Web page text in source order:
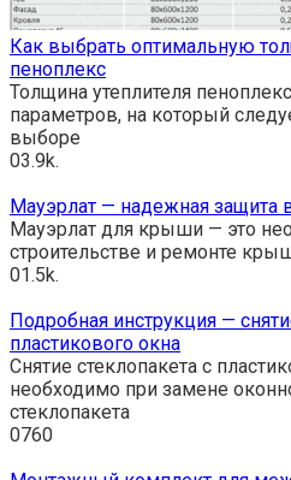
Как выбрать оптимальную
пеноплекс
Толщина утеплителя
параметров, на который
выборе
03.9k.
Мауэрлат — надежная
Мауэрлат для крыши — это
строительстве и ремонте
01.5k.
Подробная инструкция —
пластикового окна
Снятие стеклопакета с
необходимо при замене
стеклопакета
0760